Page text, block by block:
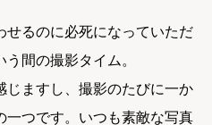
せるのに必死になっていただ
間の撮影タイム。
じますし、撮影のたびに一か
一つです。いつも素敵な写真